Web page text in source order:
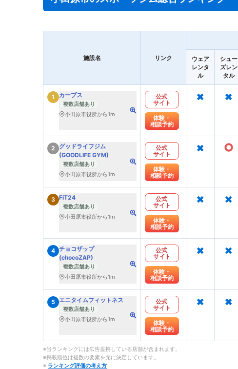
施設名 リンク
ウェア
レンタ
ル
シュー
ズレン
タル
1 カーブス
複数店舗あり
小田原市役所から1m
公式
サイト
体験・
相談予約
× ×
2
グッドライフジム
(GOODLIFE GYM)
複数店舗あり
小田原市役所から1m
公式
サイト
体験・
相談予約
× ○
3 FiT24
複数店舗あり
小田原市役所から1m
公式
サイト
体験・
相談予約
× ×
4 チョコザップ
(chocoZAP)
複数店舗あり
小田原市役所から1m
公式
サイト
体験・
相談予約
× ×
5 エニタイムフィットネス
複数店舗あり
小田原市役所から1m
公式
サイト
体験・
相談予約
× ×
※当ランキングには広告提携している店舗が含まれます。
※掲載順位は複数の要素を元に決定しています。
※ ランキング評価の考え方